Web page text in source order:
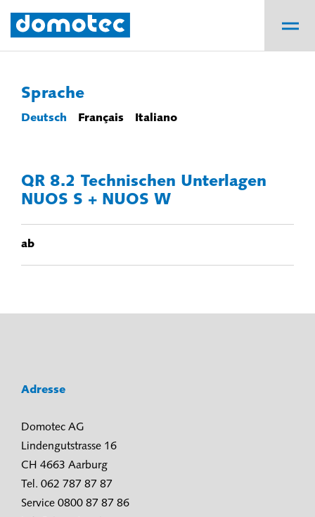
Sprache
Deutsch Français Italiano
QR 8.2 Technischen Unterlagen
NUOS S + NUOS W
ab
Adresse
Domotec AG
Lindengutstrasse 16
CH 4663 Aarburg
Tel. 062 787 87 87
Service 0800 87 87 86